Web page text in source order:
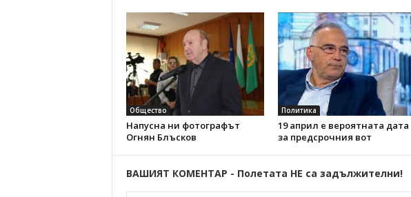
Общество
Напусна ни фотографът
Огнян Блъсков
Политика
19 април е вероятната дата
за предсрочния вот
ВАШИЯТ КОМЕНТАР - Полетата НЕ са задължителни!